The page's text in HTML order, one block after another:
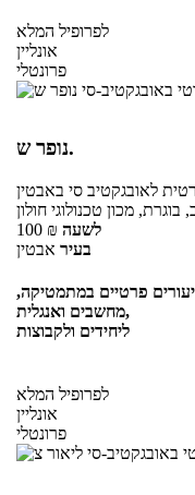
לפרופיל המלא
אונליין
פרונטלי
נופר ש.
לאובגקטיב סי באבטין
מכון טכנולוגי חולון
100 ₪ לשעה
בעיר אבטין
פרטיים במתמטיקה,
מחשבים ואנגלית,
ליחידים ולקבוצות
לפרופיל המלא
אונליין
פרונטלי